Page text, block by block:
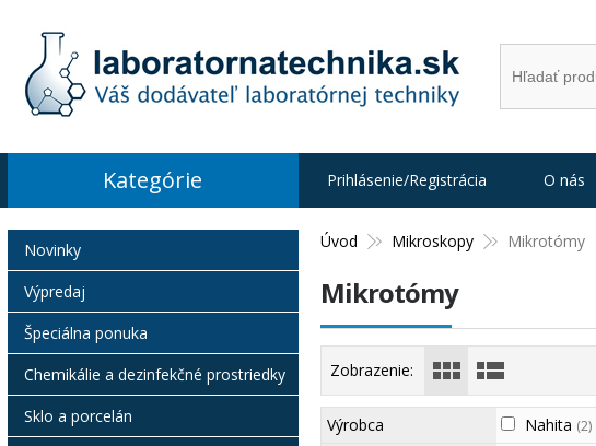
Úvod Mikroskopy Mikrotómy
Mikrotómy
Zobrazenie:
Výrobca Nahita (2)
Novinky
Výpredaj
Špeciálna ponuka
Chemikálie a dezinfekčné prostriedky
Sklo a porcelán
Kategórie Prihlásenie/Registrácia O nás